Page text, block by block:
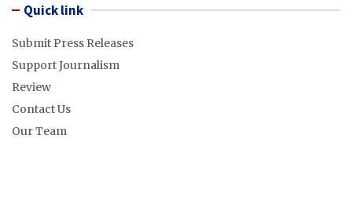
Quick link
Submit Press Releases
Support Journalism
Review
Contact Us
Our Team